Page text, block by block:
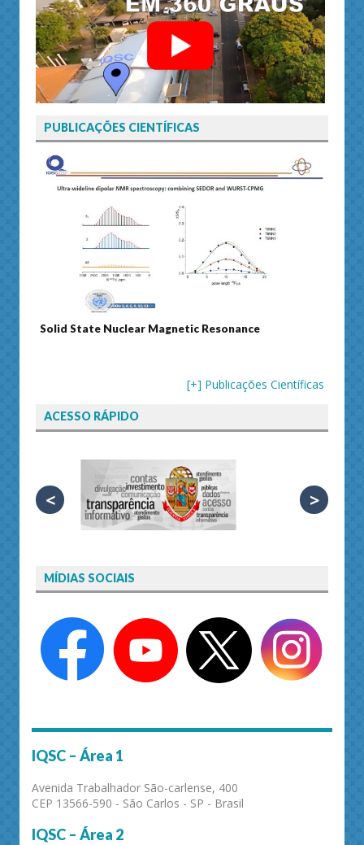
PUBLICAÇÕES CIENTÍFICAS
Solid State Nuclear Magnetic Resonance
[+] Publicações Científicas
ACESSO RÁPIDO
< >
MÍDIAS SOCIAIS
IQSC – Área 1
Avenida Trabalhador São-carlense, 400
CEP 13566-590 - São Carlos - SP - Brasil
IQSC – Área 2